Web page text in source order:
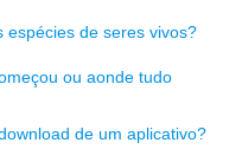
espécies de seres vivos?
ou aonde tudo
de um aplicativo?